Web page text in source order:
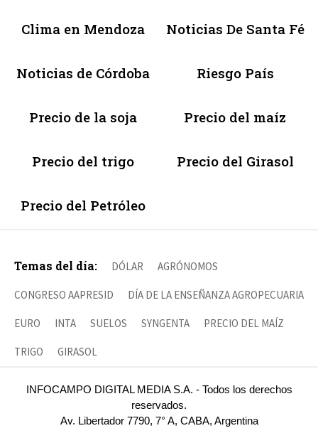
Clima en Mendoza Noticias De Santa Fé
Noticias de Córdoba Riesgo País
Precio de la soja Precio del maíz
Precio del trigo Precio del Girasol
Precio del Petróleo
Temas del día: DÓLAR AGRÓNOMOS
CONGRESO AAPRESID DÍA DE LA ENSEÑANZA AGROPECUARIA
EURO INTA SUELOS SYNGENTA PRECIO DEL MAÍZ
TRIGO GIRASOL
INFOCAMPO DIGITAL MEDIA S.A. - Todos los derechos
reservados.
Av. Libertador 7790, 7° A, CABA, Argentina